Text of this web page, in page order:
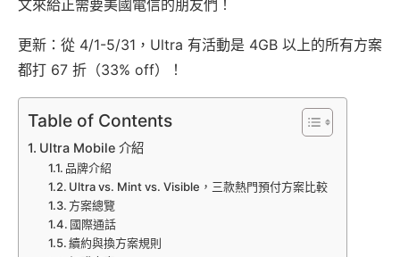
文來給正需要美國電信的朋友們！
更新：從 4/1-5/31，Ultra 有活動是 4GB 以上的所有方案
都打 67 折（33% off）！
Table of Contents
Ultra Mobile 介紹
品牌介紹
Ultra vs. Mint vs. Visible，三款熱門預付方案比較
方案總覽
國際通話
續約與換方案規則